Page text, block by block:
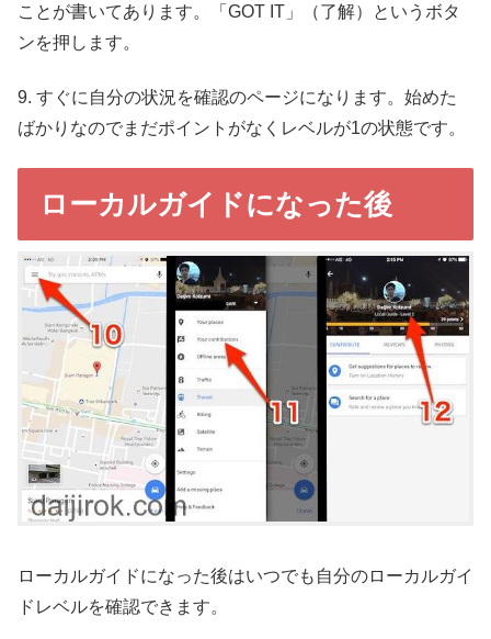
ことが書いてあります。「GOT IT」（了解）というボタ
ンを押します。
9. すぐに自分の状況を確認のページになります。始めた
ばかりなのでまだポイントがなくレベルが1の状態です。
ローカルガイドになった後
ローカルガイドになった後はいつでも自分のローカルガイ
ドレベルを確認できます。